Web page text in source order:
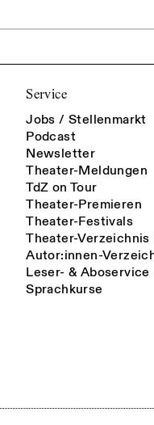
Service
Jobs / Stellenmarkt
Podcast
Newsletter
Theater-Meldungen
TdZ on Tour
Theater-Premieren
Theater-Festivals
Theater-Verzeichnis
Autor:innen-
Leser- & Aboservice
Sprachkurse